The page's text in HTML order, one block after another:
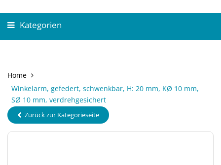
Kategorien
Home
Winkelarm, gefedert, schwenkbar, H: 20 mm, KØ 10 mm,
SØ 10 mm, verdrehgesichert
Zurück zur Kategorieseite